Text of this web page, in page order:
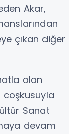
Akar,
çıkan diğer
olan
coşkusuyla
Sanat
devam